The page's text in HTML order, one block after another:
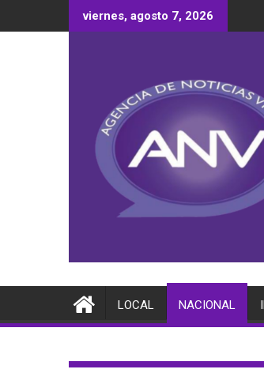
al
viernes, agosto 7, 2026
LOCAL NACIONAL